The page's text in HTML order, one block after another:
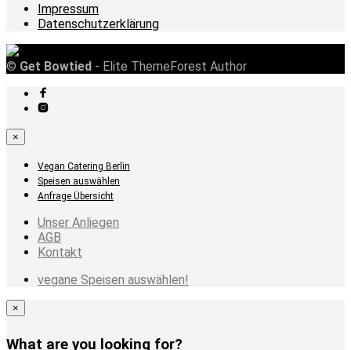
Impressum
Datenschutzerklärung
© Get Bowtied - Elite ThemeForest Author
×
Vegan Catering Berlin
Speisen auswählen
Anfrage Übersicht
Unser Anliegen
AGB
Kontakt
vegane Speisen auswählen!
×
What are you looking for?